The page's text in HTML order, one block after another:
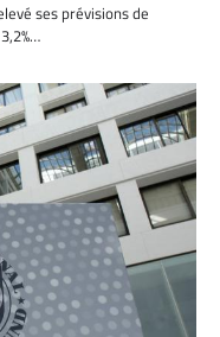
ses prévisions de